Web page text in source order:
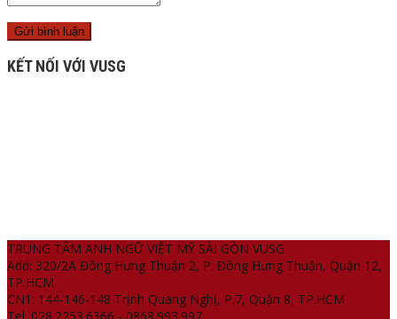
KẾT NỐI VỚI VUSG
TRUNG TÂM ANH NGỮ VIỆT MỸ SÀI GÒN VUSG
Add: 320/2A Đông Hưng Thuận 2, P. Đông Hưng Thuận, Quận 12,
TP.HCM
CN1: 144-146-148 Trịnh Quang Nghị, P.7, Quận 8, TP.HCM